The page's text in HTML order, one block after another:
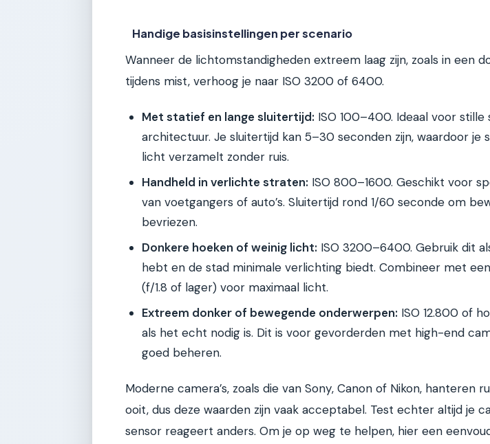
Handige basisinstellingen per scenario
Wanneer de lichtomstandigheden extreem laag zijn, zoals in een
tijdens mist, verhoog je naar ISO 3200 of 6400.
Met statief en lange sluitertijd: ISO 100–400. Ideaal voor
architectuur. Je sluitertijd kan 5–30 seconden zijn, waardoor je
licht verzamelt zonder ruis.
Handheld in verlichte straten: ISO 800–1600. Geschikt voor
van voetgangers of auto’s. Sluitertijd rond 1/60 seconde om
bevriezen.
Donkere hoeken of weinig licht: ISO 3200–6400. Gebruik dit
hebt en de stad minimale verlichting biedt. Combineer met
(f/1.8 of lager) voor maximaal licht.
Extreem donker of bewegende onderwerpen: ISO 12.800 of
als het echt nodig is. Dit is voor gevorderden met high-end
goed beheren.
Moderne camera’s, zoals die van Sony, Canon of Nikon, hanteren
ooit, dus deze waarden zijn vaak acceptabel. Test echter altijd je
sensor reageert anders. Om je op weg te helpen, hier een